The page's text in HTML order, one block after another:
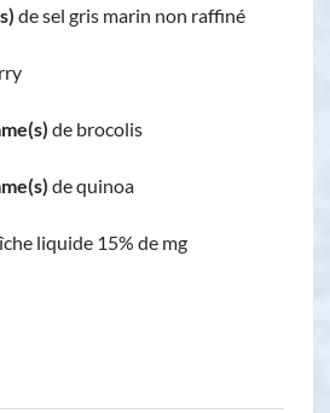
de sel gris marin non raffiné
de brocolis
de quinoa
liquide 15% de mg